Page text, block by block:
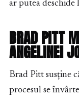
ar putea deschide
BRAD PITT
ANGELINEI
Brad Pitt susține
procesul se